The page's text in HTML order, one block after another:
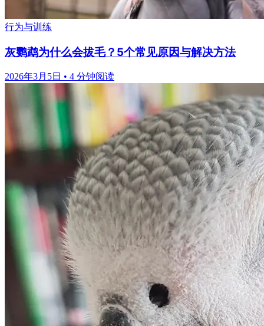
行为与训练
灰鹦鹉为什么会拔毛？5个常见原因与解决方法
2026年3月5日 • 4 分钟阅读